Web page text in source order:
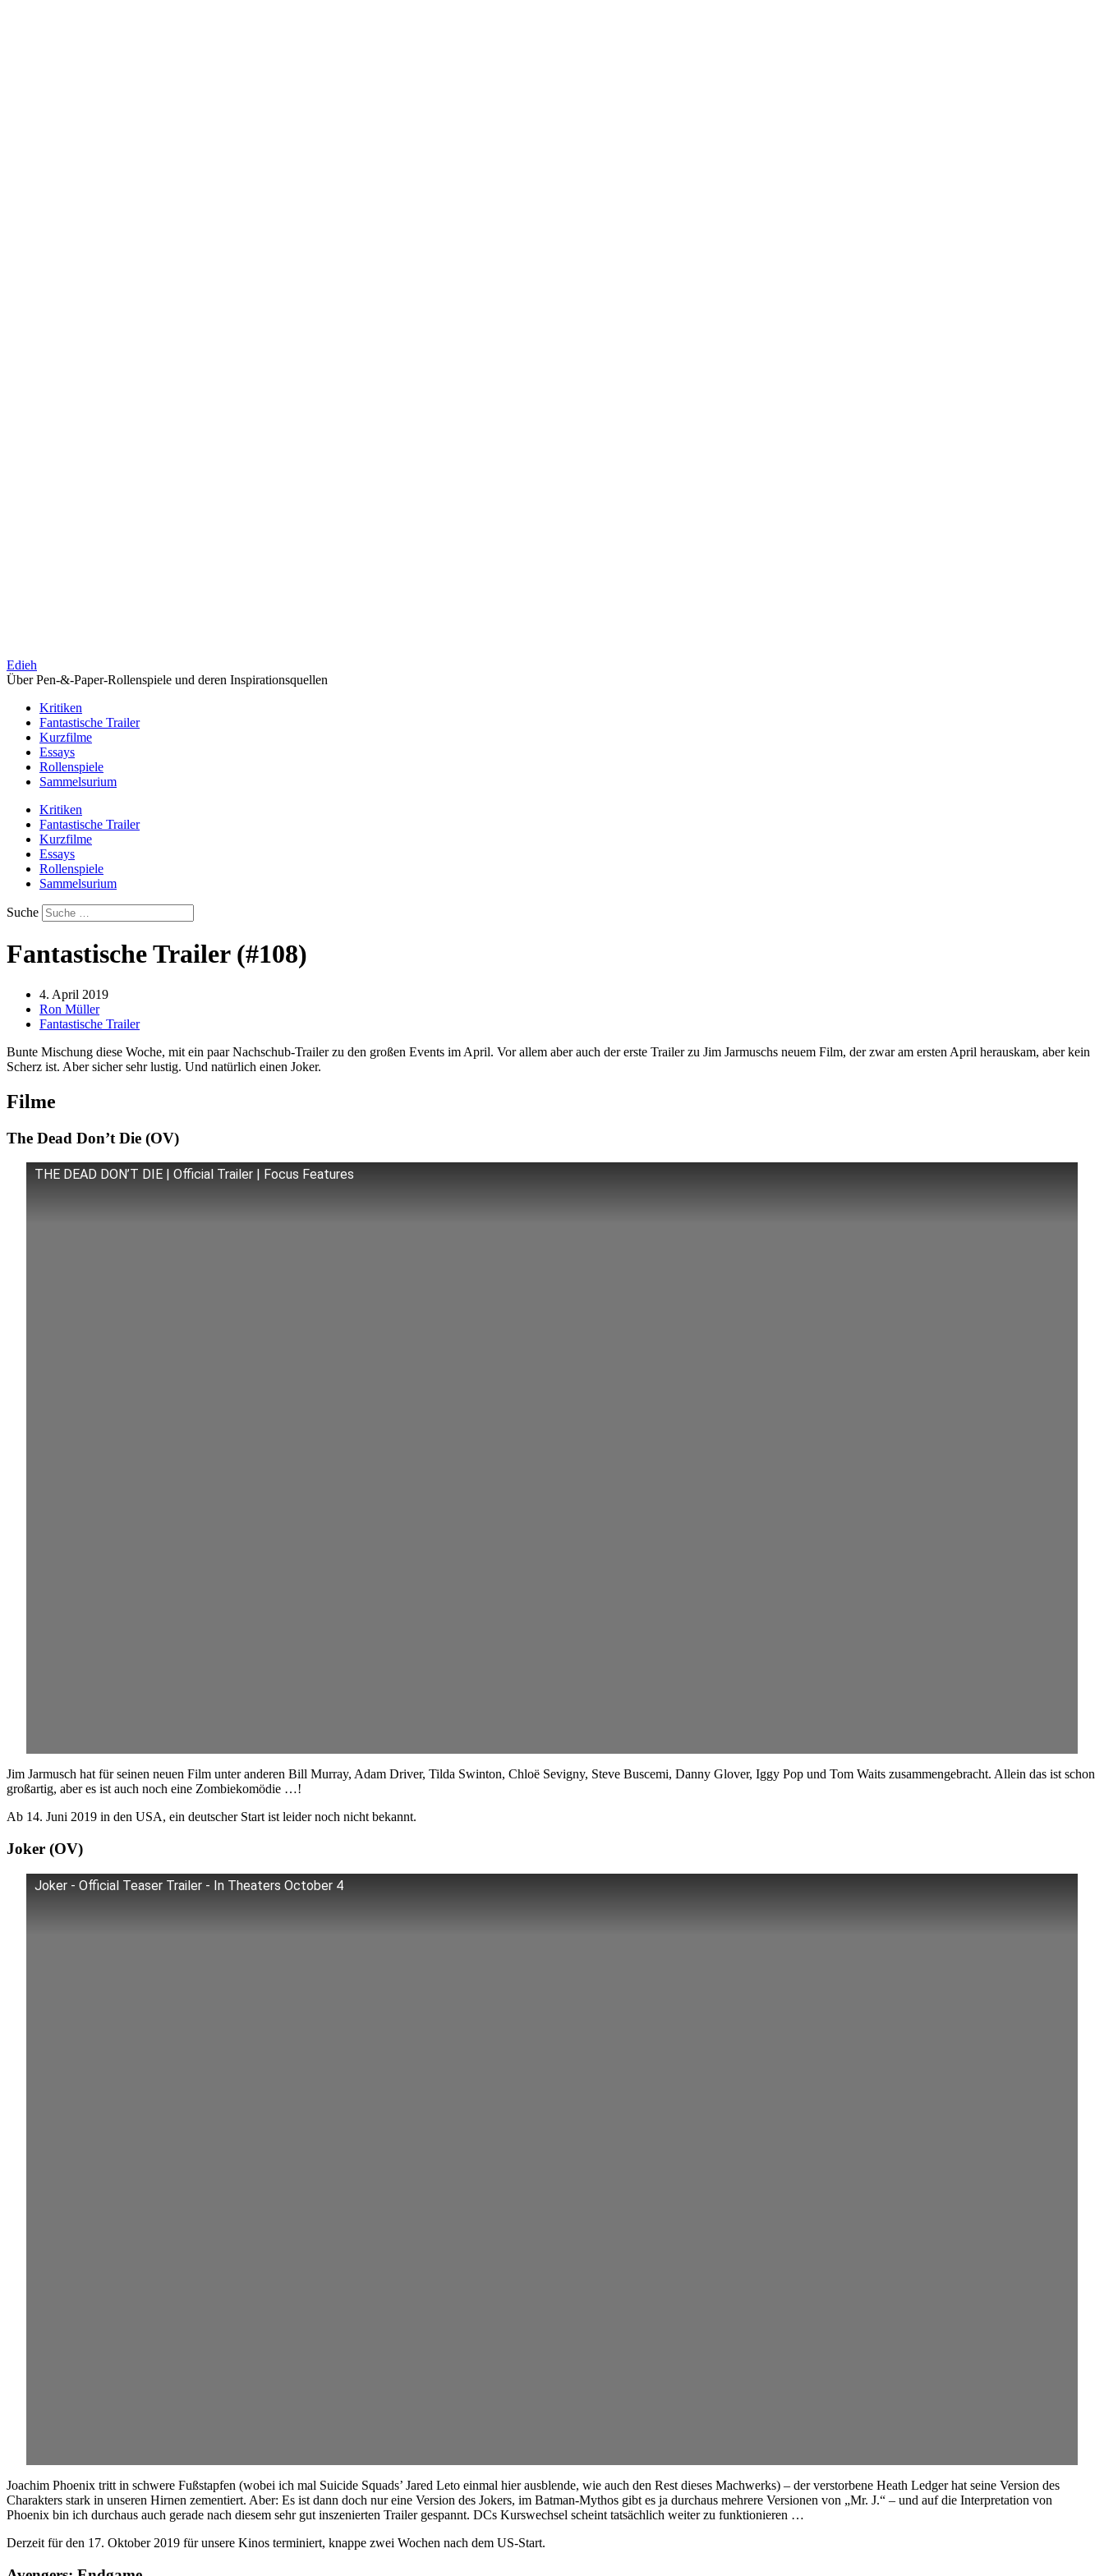
Edieh
Über Pen-&-Paper-Rollenspiele und deren Inspirationsquellen
Kritiken
Fantastische Trailer
Kurzfilme
Essays
Rollenspiele
Sammelsurium
Kritiken
Fantastische Trailer
Kurzfilme
Essays
Rollenspiele
Sammelsurium
Suche
Fantastische Trailer (#108)
4. April 2019
Ron Müller
Fantastische Trailer
Bunte Mischung diese Woche, mit ein paar Nachschub-Trailer zu den großen Events im April. Vor allem aber auch der erste Trailer zu Jim Jarmuschs neuem Film, der zwar am ersten April herauskam, aber kein
Scherz ist. Aber sicher sehr lustig. Und natürlich einen Joker.
Filme
The Dead Don’t Die (OV)
THE DEAD DON’T DIE | Official Trailer | Focus Features
Jim Jarmusch hat für seinen neuen Film unter anderen Bill Murray, Adam Driver, Tilda Swinton, Chloë Sevigny, Steve Buscemi, Danny Glover, Iggy Pop und Tom Waits zusammengebracht. Allein das ist schon
großartig, aber es ist auch noch eine Zombiekomödie …!
Ab 14. Juni 2019 in den USA, ein deutscher Start ist leider noch nicht bekannt.
Joker (OV)
Joker - Official Teaser Trailer - In Theaters October 4
Joachim Phoenix tritt in schwere Fußstapfen (wobei ich mal Suicide Squads’ Jared Leto einmal hier ausblende, wie auch den Rest dieses Machwerks) – der verstorbene Heath Ledger hat seine Version des
Charakters stark in unseren Hirnen zementiert. Aber: Es ist dann doch nur eine Version des Jokers, im Batman-Mythos gibt es ja durchaus mehrere Versionen von „Mr. J.“ – und auf die Interpretation von
Phoenix bin ich durchaus auch gerade nach diesem sehr gut inszenierten Trailer gespannt. DCs Kurswechsel scheint tatsächlich weiter zu funktionieren …
Derzeit für den 17. Oktober 2019 für unsere Kinos terminiert, knappe zwei Wochen nach dem US-Start.